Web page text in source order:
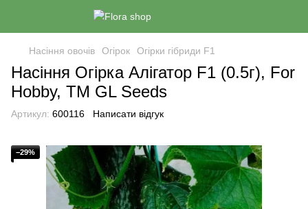
Насіння овочів Огірок Огірки гібриди F1
Насіння Огiрка Алiгатор F1 (0.5г), For
Hobby, TM GL Seeds
Артикул: 600116 Написати відгук
−29%